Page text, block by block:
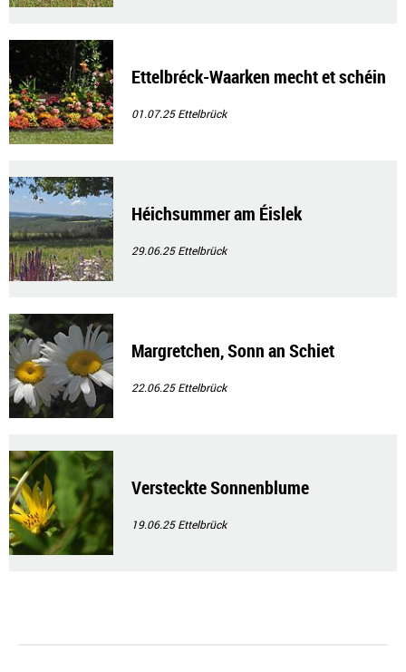
Ettelbréck-Waarken mecht et schéin
01.07.25Ettelbrück
Héichsummer am Éislek
29.06.25Ettelbrück
Margretchen, Sonn an Schiet
22.06.25Ettelbrück
Versteckte Sonnenblume
19.06.25Ettelbrück